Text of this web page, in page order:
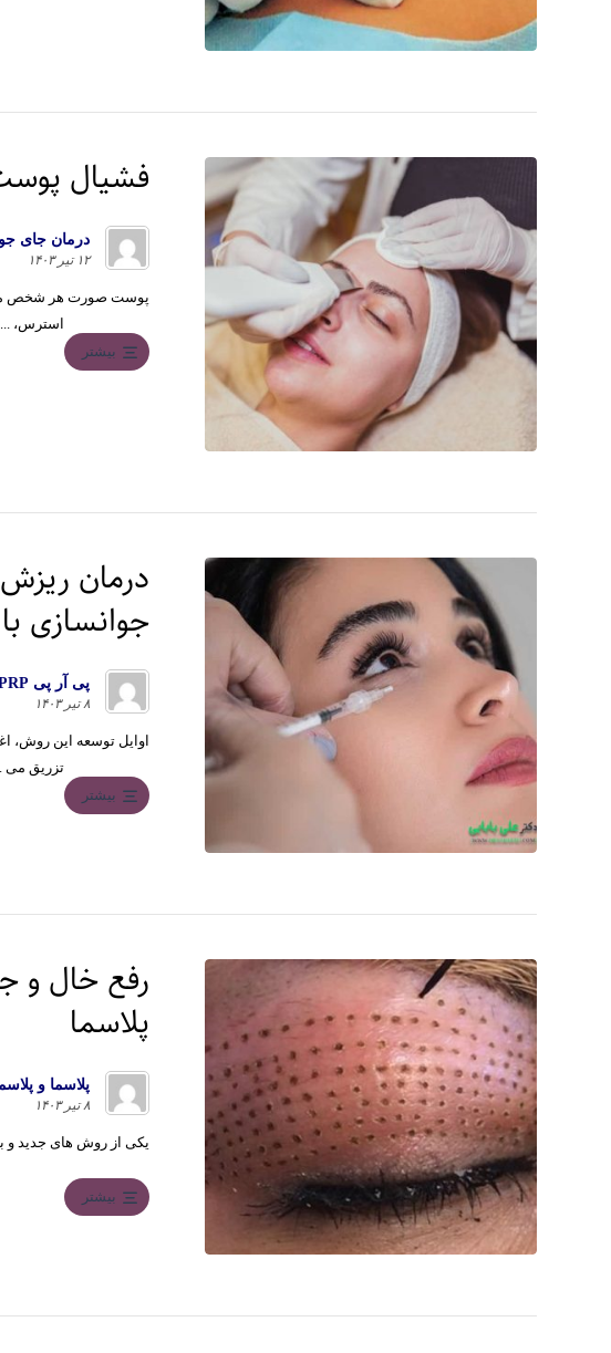
فشیال
درمان جاى
۱۲ تیر ۱۴۰۳
پوست صورت هر شخص
استرس، ...
بیشتر
درمان
جوانسازی
پى آر پى PRP / مزوتراپى
۸ تیر ۱۴۰۳
اوایل توسعه این روش،
تزریق می
بیشتر
رفع خال و
پلاسما
پلاسما و
۸ تیر ۱۴۰۳
یکی از روش های جدید و
بیشتر